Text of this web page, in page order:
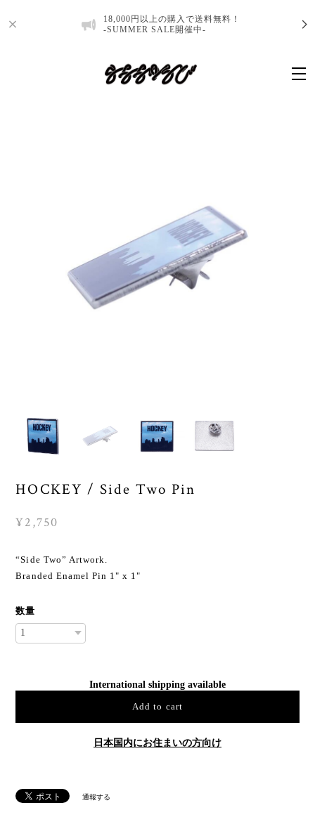
18,000円以上の購入で送料無料！
-SUMMER SALE開催中-
HOCKEY / Side Two Pin
¥2,750
“Side Two” Artwork.
Branded Enamel Pin 1" x 1"
数量
International shipping available
Add to cart
日本国内にお住まいの方向け
通報する